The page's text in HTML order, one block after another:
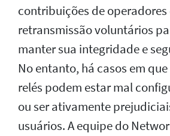
contribuições de operadores
retransmissão voluntários
manter sua integridade e
No entanto, há casos em que
relés podem estar mal
ou ser ativamente
usuários. A equipe do